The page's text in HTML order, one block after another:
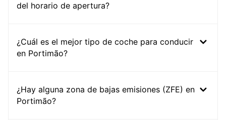
del horario de apertura?
¿Cuál es el mejor tipo de coche para conducir
en Portimão?
¿Hay alguna zona de bajas emisiones (ZFE) en
Portimão?